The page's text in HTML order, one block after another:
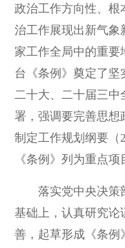
政治工作方向性、根
治工作展现出新气象
家工作全局中的重要
台《条例》奠定了坚
二十大、二十届三中
署，强调要完善思想
制定工作规划纲要（
《条例》列为重点项
落实党中央决策
基础上，认真研究论
善，起草形成《条例